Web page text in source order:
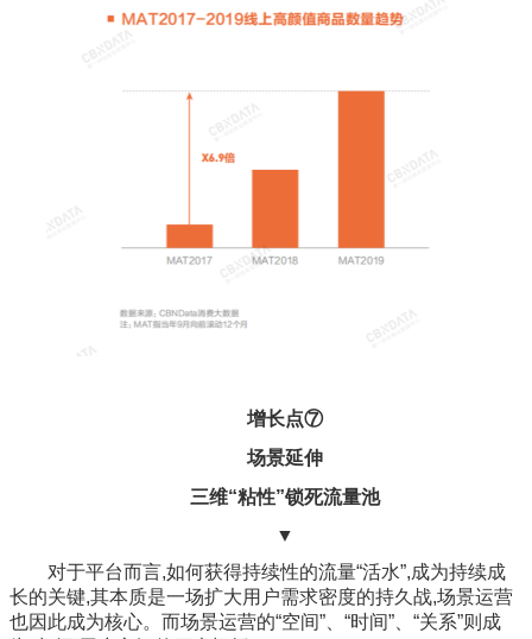
增长点⑦
场景延伸
三维“粘性”锁死流量池
▼
对于平台而言,如何获得持续性的流量“活水”,成为持续成
长的关键,其本质是一场扩大用户需求密度的持久战,场景运营
也因此成为核心。而场景运营的“空间”、“时间”、“关系”则成